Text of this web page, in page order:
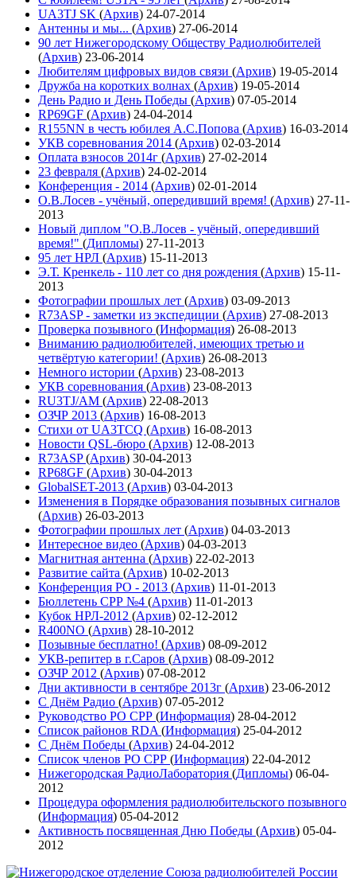
UA3TJ SK (Архив) 24-07-2014
Антенны и мы... (Архив) 27-06-2014
90 лет Нижегородскому Обществу Радиолюбителей
(Архив) 23-06-2014
Любителям цифровых видов связи (Архив) 19-05-2014
Дружба на коротких волнах (Архив) 19-05-2014
День Радио и День Победы (Архив) 07-05-2014
RP69GF (Архив) 24-04-2014
R155NN в честь юбилея А.С.Попова (Архив) 16-03-2014
УКВ соревнования 2014 (Архив) 02-03-2014
Оплата взносов 2014г (Архив) 27-02-2014
23 февраля (Архив) 24-02-2014
Конференция - 2014 (Архив) 02-01-2014
О.В.Лосев - учёный, опередивший время! (Архив) 27-11-
2013
Новый диплом "О.В.Лосев - учёный, опередивший
время!" (Дипломы) 27-11-2013
95 лет НРЛ (Архив) 15-11-2013
Э.Т. Кренкель - 110 лет со дня рождения (Архив) 15-11-
2013
Фотографии прошлых лет (Архив) 03-09-2013
R73ASP - заметки из экспедиции (Архив) 27-08-2013
Проверка позывного (Информация) 26-08-2013
Вниманию радиолюбителей, имеющих третью и
четвёртую категории! (Архив) 26-08-2013
Немного истории (Архив) 23-08-2013
УКВ соревнования (Архив) 23-08-2013
RU3TJ/AM (Архив) 22-08-2013
ОЗЧР 2013 (Архив) 16-08-2013
Стихи от UA3TCQ (Архив) 16-08-2013
Новости QSL-бюро (Архив) 12-08-2013
R73ASP(Архив) 30-04-2013
RP68GF (Архив) 30-04-2013
GlobalSET-2013 (Архив) 03-04-2013
Изменения в Порядке образования позывных сигналов
(Архив) 26-03-2013
Фотографии прошлых лет (Архив) 04-03-2013
Интересное видео (Архив) 04-03-2013
Магнитная антенна (Архив) 22-02-2013
Развитие сайта (Архив) 10-02-2013
Конференция РО - 2013 (Архив) 11-01-2013
Бюллетень СРР №4 (Архив) 11-01-2013
Кубок НРЛ-2012 (Архив) 02-12-2012
R400NO (Архив) 28-10-2012
Позывные бесплатно! (Архив) 08-09-2012
УКВ-репитер в г.Саров (Архив) 08-09-2012
ОЗЧР 2012 (Архив) 07-08-2012
Дни активности в сентябре 2013г (Архив) 23-06-2012
С Днём Радио (Архив) 07-05-2012
Руководство РО СРР (Информация) 28-04-2012
Список районов RDA (Информация) 25-04-2012
С Днём Победы (Архив) 24-04-2012
Список членов РО СРР (Информация) 22-04-2012
Нижегородская РадиоЛаборатория (Дипломы) 06-04-
2012
Процедура оформления радиолюбительского позывного
(Информация) 05-04-2012
Активность посвященная Дню Победы (Архив) 05-04-
2012